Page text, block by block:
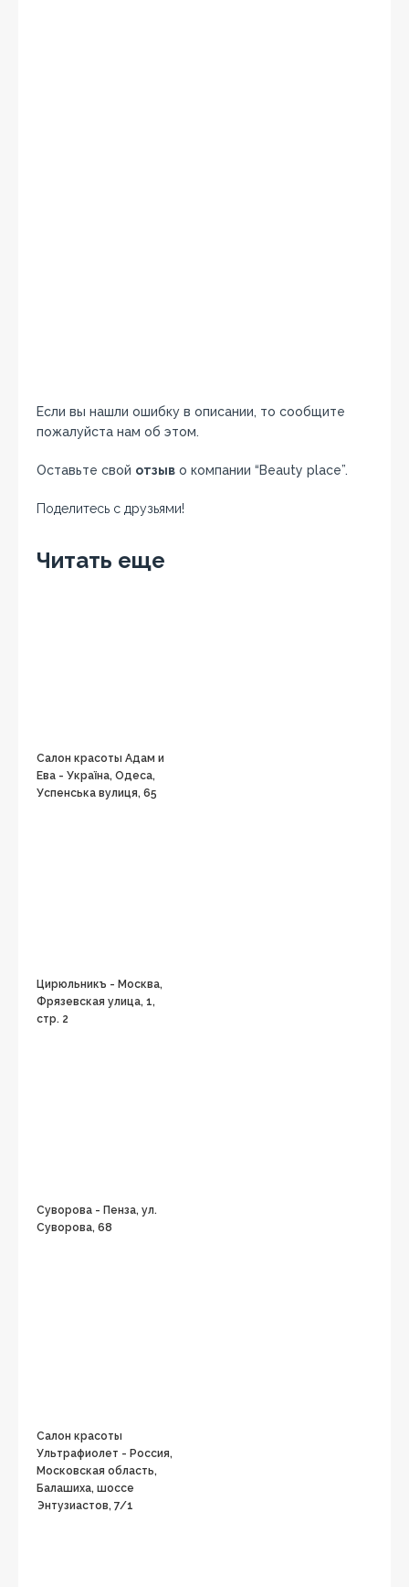
Если вы нашли ошибку в описании, то сообщите
пожалуйста нам об этом.
Оставьте свой отзыв о компании “Beauty place”.
Поделитесь с друзьями!
Читать еще
Салон красоты Адам и
Ева - Україна, Одеса,
Успенська вулиця, 65
Цирюльникъ - Москва,
Фрязевская улица, 1,
стр. 2
Суворова - Пенза, ул.
Суворова, 68
Салон красоты
Ультрафиолет - Россия,
Московская область,
Балашиха, шоссе
Энтузиастов, 7/1